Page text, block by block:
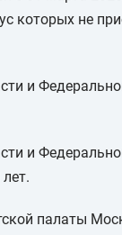
которых не
и
и
палаты